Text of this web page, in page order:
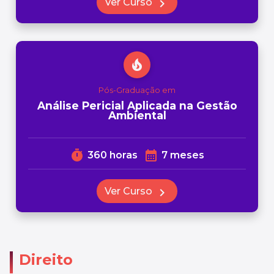
chevron_right
local_fire_department
Pós-Graduação em
Análise Pericial Aplicada na Gestão
Ambiental
timer 360 horas calendar_month 7 meses
Ver Curso chevron_right
Direito